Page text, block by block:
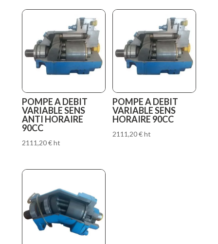
POMPE A DEBIT
VARIABLE SENS
ANTI HORAIRE
90CC
2111,20€ht
POMPE A DEBIT
VARIABLE SENS
HORAIRE 90CC
2111,20€ht